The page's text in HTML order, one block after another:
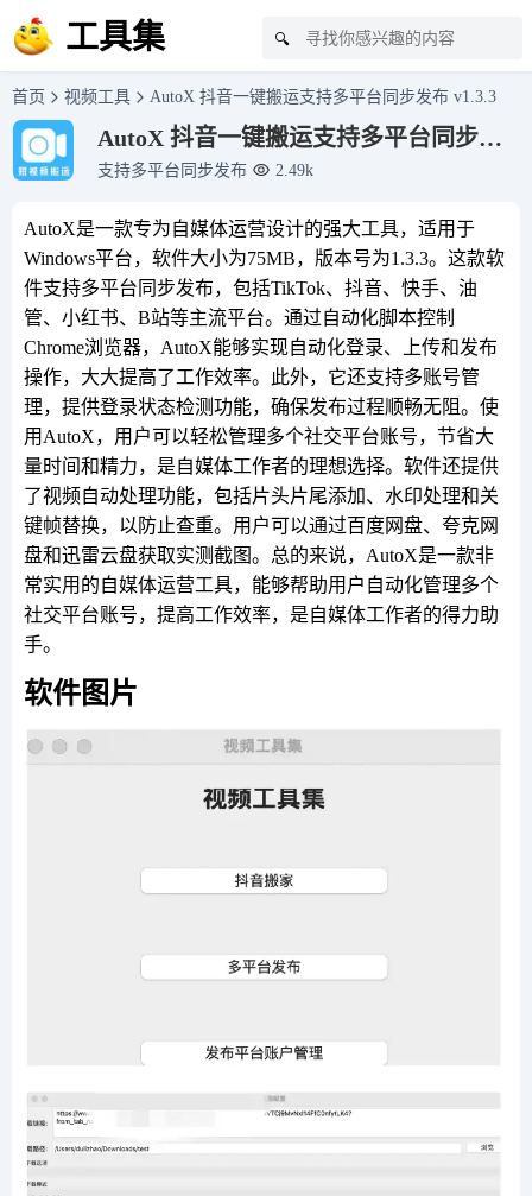
工具集 🔍
首页 视频工具 AutoX 抖音一键搬运支持多平台同步发布 v1.3.3
AutoX 抖音一键搬运支持多平台同步发
布 v1.3.3
支持多平台同步发布 2.49k
AutoX是一款专为自媒体运营设计的强大工具，适用于
Windows平台，软件大小为75MB，版本号为1.3.3。这款软
件支持多平台同步发布，包括TikTok、抖音、快手、油
管、小红书、B站等主流平台。通过自动化脚本控制
Chrome浏览器，AutoX能够实现自动化登录、上传和发布
操作，大大提高了工作效率。此外，它还支持多账号管
理，提供登录状态检测功能，确保发布过程顺畅无阻。使
用AutoX，用户可以轻松管理多个社交平台账号，节省大
量时间和精力，是自媒体工作者的理想选择。软件还提供
了视频自动处理功能，包括片头片尾添加、水印处理和关
键帧替换，以防止查重。用户可以通过百度网盘、夸克网
盘和迅雷云盘获取实测截图。总的来说，AutoX是一款非
常实用的自媒体运营工具，能够帮助用户自动化管理多个
社交平台账号，提高工作效率，是自媒体工作者的得力助
手。
软件图片